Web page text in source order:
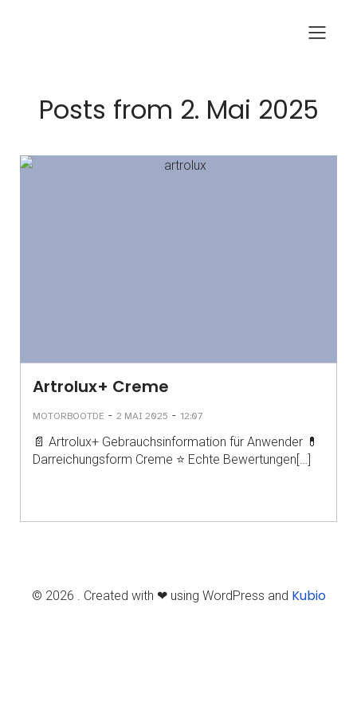
Posts from 2. Mai 2025
Artrolux+ Creme
MOTORBOOTDE - 2 MAI 2025 - 12:07
📄 Artrolux+ Gebrauchsinformation für Anwender 💊
Darreichungsform Creme ⭐ Echte Bewertungen[…]
© 2026 . Created with ❤ using WordPress and Kubio